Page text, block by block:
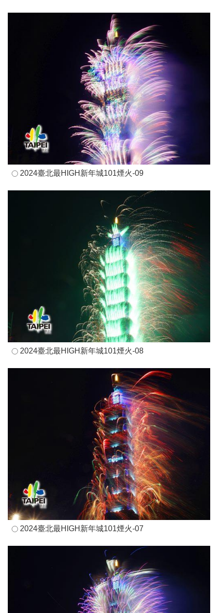
2024臺北最HIGH新年城101煙火-09
2024臺北最HIGH新年城101煙火-08
2024臺北最HIGH新年城101煙火-07